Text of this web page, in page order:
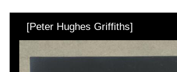
[Peter Hughes Griffiths]